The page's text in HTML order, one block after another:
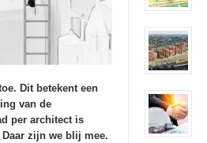
Dit betekent een
van de
per architect is
zijn we blij mee.